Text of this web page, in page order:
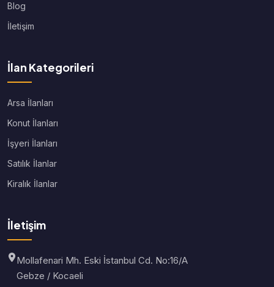
Blog
İletişim
İlan Kategorileri
Arsa İlanları
Konut İlanları
İşyeri İlanları
Satılık İlanlar
Kiralık İlanlar
İletişim
Mollafenari Mh. Eski İstanbul Cd. No:16/A
Gebze / Kocaeli